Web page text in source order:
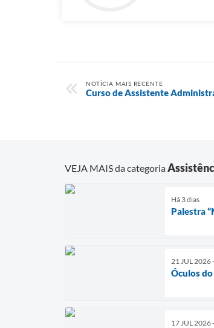
NOTÍCIA MAIS RECENTE
Curso de Assistente
VEJA MAIS da categoria
Há 3 dias
Palestra
21 JUL 2026
Óculos
17 JUL 2026